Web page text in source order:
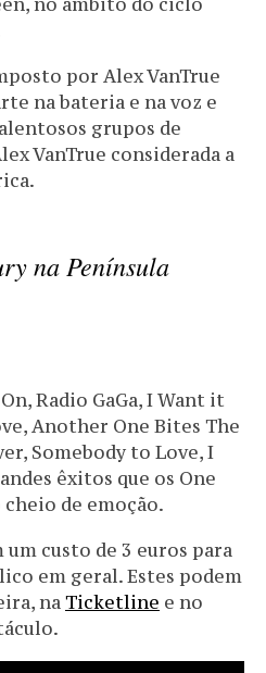
por Alex VanTrue
na bateria e na voz e
grupos de
VanTrue considerada a
na Península
Radio GaGa, I Want it
Another One Bites The
Somebody to Love, I
êxitos que os One
de emoção.
custo de 3 euros para
em geral. Estes podem
naTicketline e no